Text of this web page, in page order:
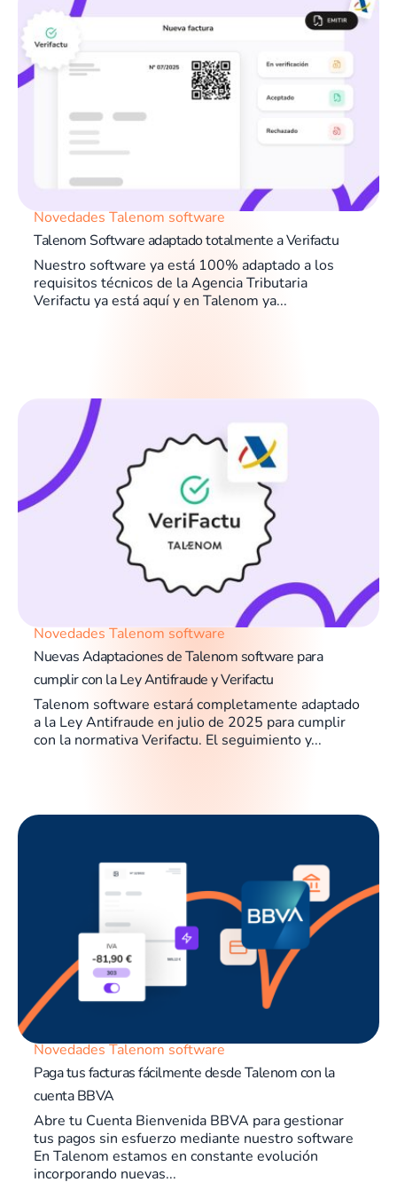
Novedades Talenom software
Talenom Software adaptado totalmente a Verifactu
Nuestro software ya está 100% adaptado a los
requisitos técnicos de la Agencia Tributaria
Verifactu ya está aquí y en Talenom ya...
Novedades Talenom software
Nuevas Adaptaciones de Talenom software para
cumplir con la Ley Antifraude y Verifactu
Talenom software estará completamente adaptado
a la Ley Antifraude en julio de 2025 para cumplir
con la normativa Verifactu. El seguimiento y...
Novedades Talenom software
Paga tus facturas fácilmente desde Talenom con la
cuenta BBVA
Abre tu Cuenta Bienvenida BBVA para gestionar
tus pagos sin esfuerzo mediante nuestro software
En Talenom estamos en constante evolución
incorporando nuevas...